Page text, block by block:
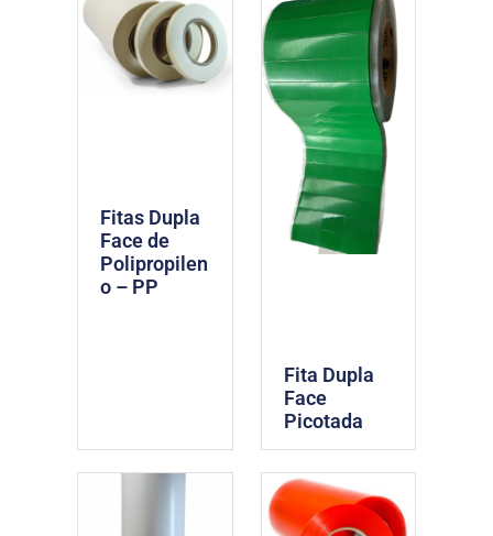
Fitas Dupla
Face de
Polipropilen
o – PP
Fita Dupla
Face
Picotada